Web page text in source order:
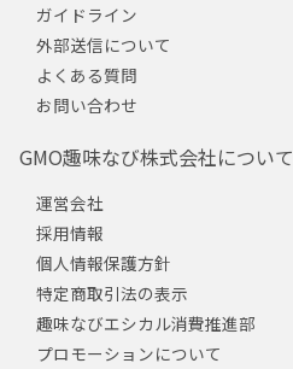
ガイドライン
外部送信について
よくある質問
お問い合わせ
GMO趣味なび株式会社について
運営会社
採用情報
個人情報保護方針
特定商取引法の表示
趣味なびエシカル消費推進部
プロモーションについて